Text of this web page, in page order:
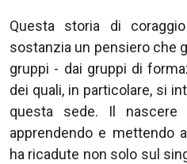
Questa storia di
sostanzia un pensiero che
gruppi - dai gruppi di
dei quali, in particolare, si
questa sede. Il
apprendendo e mettendo
ha ricadute non solo sul